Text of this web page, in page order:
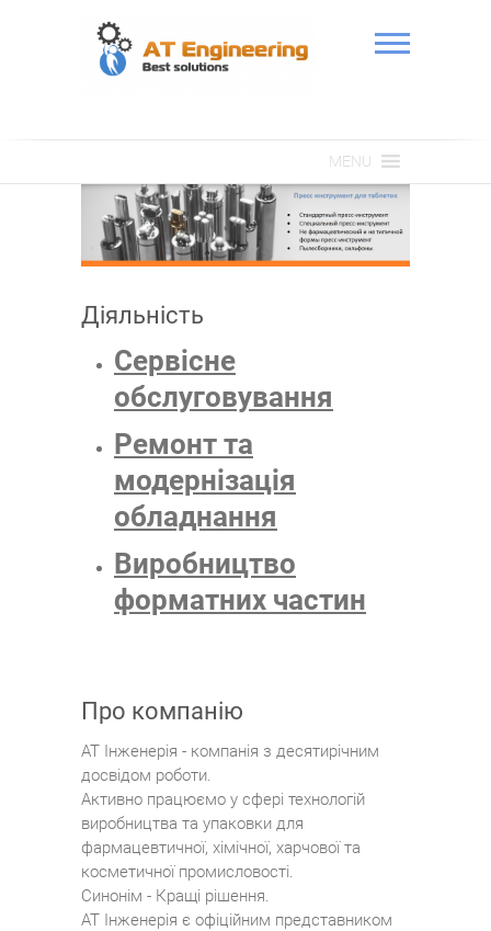
АТ Інженерія MENU
Діяльність
Сервісне
обслуговування
Ремонт та
модернізація
обладнання
Виробництво
форматних частин
Про компанію
АТ Інженерія - компанія з десятирічним
досвідом роботи.
Активно працюємо у сфері технологій
виробництва та упаковки для
фармацевтичної, хімічної, харчової та
косметичної промисловості.
Синонім - Кращі рішення.
АТ Інженерія є офіційним представником